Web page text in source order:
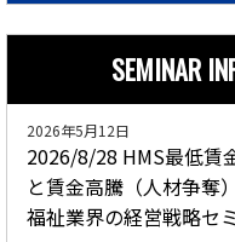
SEMINAR
2026/8/28 HMS最低賃
と賃金高騰（人材争奪
福祉業界の経営戦略セ
2026年5月12日